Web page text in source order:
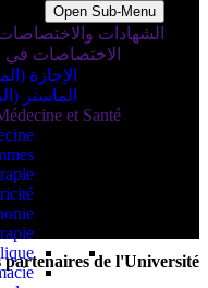
Open Sub-Menu
الشهادات
الاختصاصات
الإجازة
الماستر
et Santé
partenaires de l'Université